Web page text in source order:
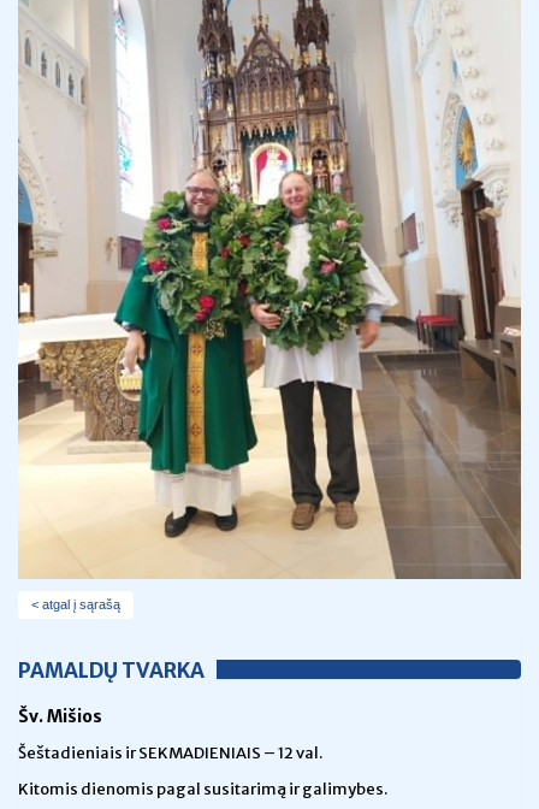
< atgal į sąrašą
PAMALDŲ TVARKA
Šv. Mišios
Šeštadieniais ir SEKMADIENIAIS – 12 val.
Kitomis dienomis pagal susitarimą ir galimybes.